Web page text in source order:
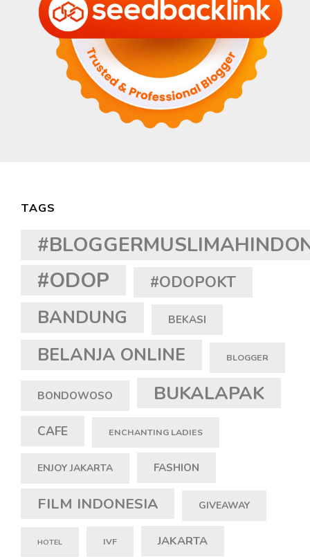
TAGS
#ODOP #ODOPOKT
BANDUNG BEKASI
BELANJA ONLINE BLOGGER
BONDOWOSO BUKALAPAK
CAFE ENCHANTING LADIES
ENJOY JAKARTA FASHION
FILM INDONESIA GIVEAWAY
HOTEL IVF JAKARTA